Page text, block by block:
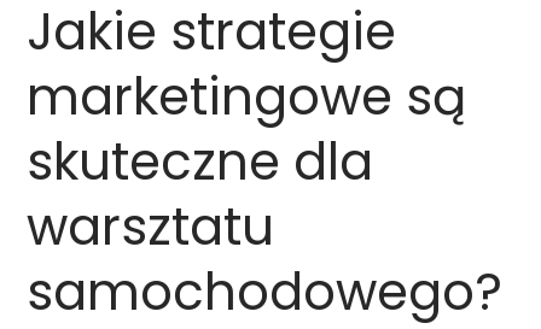
Jakie strategie
marketingowe są
skuteczne dla
warsztatu
samochodowego?